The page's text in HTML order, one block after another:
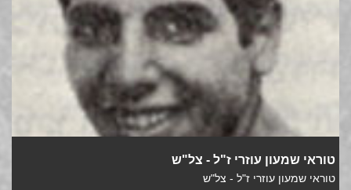
טוראי שמעון עוזרי ז"ל - צל"ש
טוראי שמעון עוזרי ז"ל - צל"ש